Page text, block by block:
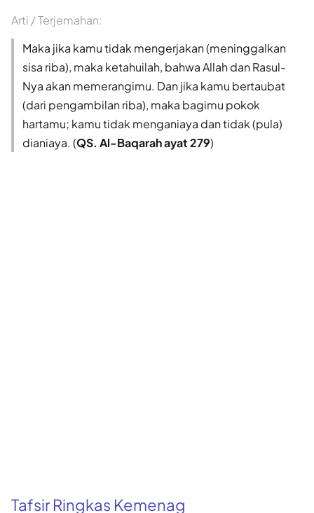
Arti / Terjemahan:
Maka jika kamu tidak mengerjakan (meninggalkan
sisa riba), maka ketahuilah, bahwa Allah dan Rasul-
Nya akan memerangimu. Dan jika kamu bertaubat
(dari pengambilan riba), maka bagimu pokok
hartamu; kamu tidak menganiaya dan tidak (pula)
dianiaya. (QS. Al-Baqarah ayat 279)
Tafsir Ringkas Kemenag